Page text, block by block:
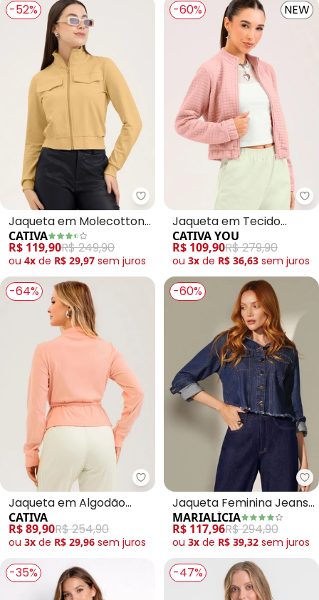
-52%
Jaqueta em Molecotton
(Amarelo Claro)
CATIVA
R$ 119,90R$ 249,90
ou 4x de R$ 29,97 sem juros
-60% NEW
Jaqueta em Tecido
Matelassê (Rosa Claro)
CATIVA YOU
R$ 109,90R$ 279,90
ou 3x de R$ 36,63 sem juros
-64%
Jaqueta em Algodão
(Laranja)
CATIVA
R$ 89,90R$ 254,90
ou 3x de R$ 29,96 sem juros
-60%
Jaqueta Feminina Jeans
Barra Desfiada (Azul)
MARIALÍCIA
R$ 117,96R$ 294,90
ou 3x de R$ 39,32 sem juros
-35% -47%